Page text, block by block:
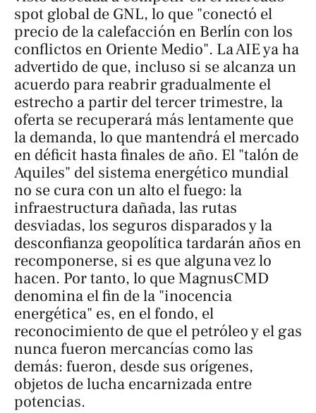
spot global de GNL, lo que "conectó el
precio de la calefacción en Berlín con los
conflictos en Oriente Medio". La AIE ya ha
advertido de que, incluso si se alcanza un
acuerdo para reabrir gradualmente el
estrecho a partir del tercer trimestre, la
oferta se recuperará más lentamente que
la demanda, lo que mantendrá el mercado
en déficit hasta finales de año. El "talón de
Aquiles" del sistema energético mundial
no se cura con un alto el fuego: la
infraestructura dañada, las rutas
desviadas, los seguros disparados y la
desconfianza geopolítica tardarán años en
recomponerse, si es que alguna vez lo
hacen. Por tanto, lo que MagnusCMD
denomina el fin de la "inocencia
energética" es, en el fondo, el
reconocimiento de que el petróleo y el gas
nunca fueron mercancías como las
demás: fueron, desde sus orígenes,
objetos de lucha encarnizada entre
potencias.